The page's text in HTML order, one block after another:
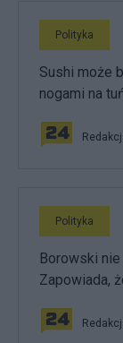
Polityka
Sushi może
nogami na
Polityka
Borowski
Zapowiada,